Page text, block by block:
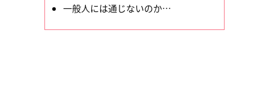
一般人には通じないのか…